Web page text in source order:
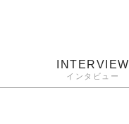
INTERVIEW
インタビュー